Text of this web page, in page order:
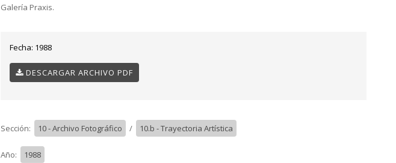
Galería Praxis.
Fecha: 1988
DESCARGAR ARCHIVO PDF
Sección: 10 - Archivo Fotográfico / 10.b - Trayectoria Artística
Año: 1988